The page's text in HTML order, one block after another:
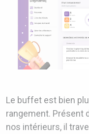
Le buffet est bien
rangement. Présent
nos intérieurs, il